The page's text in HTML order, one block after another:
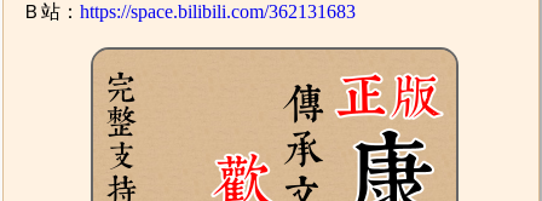
Ｂ站：https://space.bilibili.com/362131683